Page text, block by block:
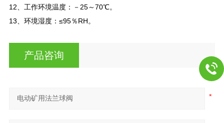
12、工作环境温度：－25～70℃。
13、环境湿度：≤95％RH。
产品咨询